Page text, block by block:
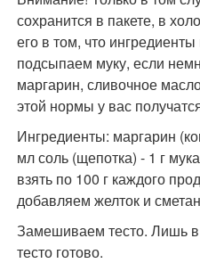
сохранится в пакете, в
его в том, что
подсыпаем муку, если
маргарин, сливочное
этой нормы у вас
Ингредиенты: маргарин
мл соль (щепотка) - 1 г
взять по 100 г каждого
добавляем желток и
Замешиваем тесто. Лишь в
тесто готово.